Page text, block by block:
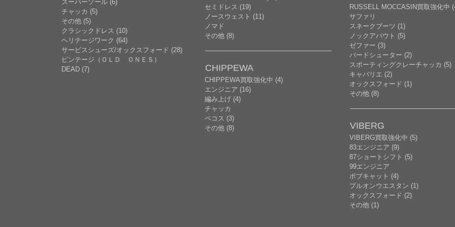
スーパーソール (6)
チャッカ (5)
その他 (5)
クラシックドレス (10)
ヘリテージワーク (64)
サービスシューズ/オックスフォード (28)
ビンテージ（ＯＬＤ ＯＮＥＳ）
DEAD (7)
セミドレス (19)
ノースウェスト (11)
ノマド
その他 (8)
CHIPPEWA
CHIPPEWA買取強化中 (4)
エンジニア (16)
編み上げ (4)
チャッカ
ペコス (3)
その他 (8)
RUSSELL MOCCASIN買取強化中
サファリ
スネークブーツ (1)
ノックアバウト (5)
ゼファー (3)
バードシューター (2)
スポーティングクレーチャッカ (5)
キャバリエ (2)
オックスフォード (1)
その他 (8)
VIBERG
VIBERG買取強化中 (5)
83エンジニア (9)
87ショートシフト (5)
99エンジニア
ボブキャット (4)
プルオンウエスタン (1)
オックスフォード (2)
その他 (1)